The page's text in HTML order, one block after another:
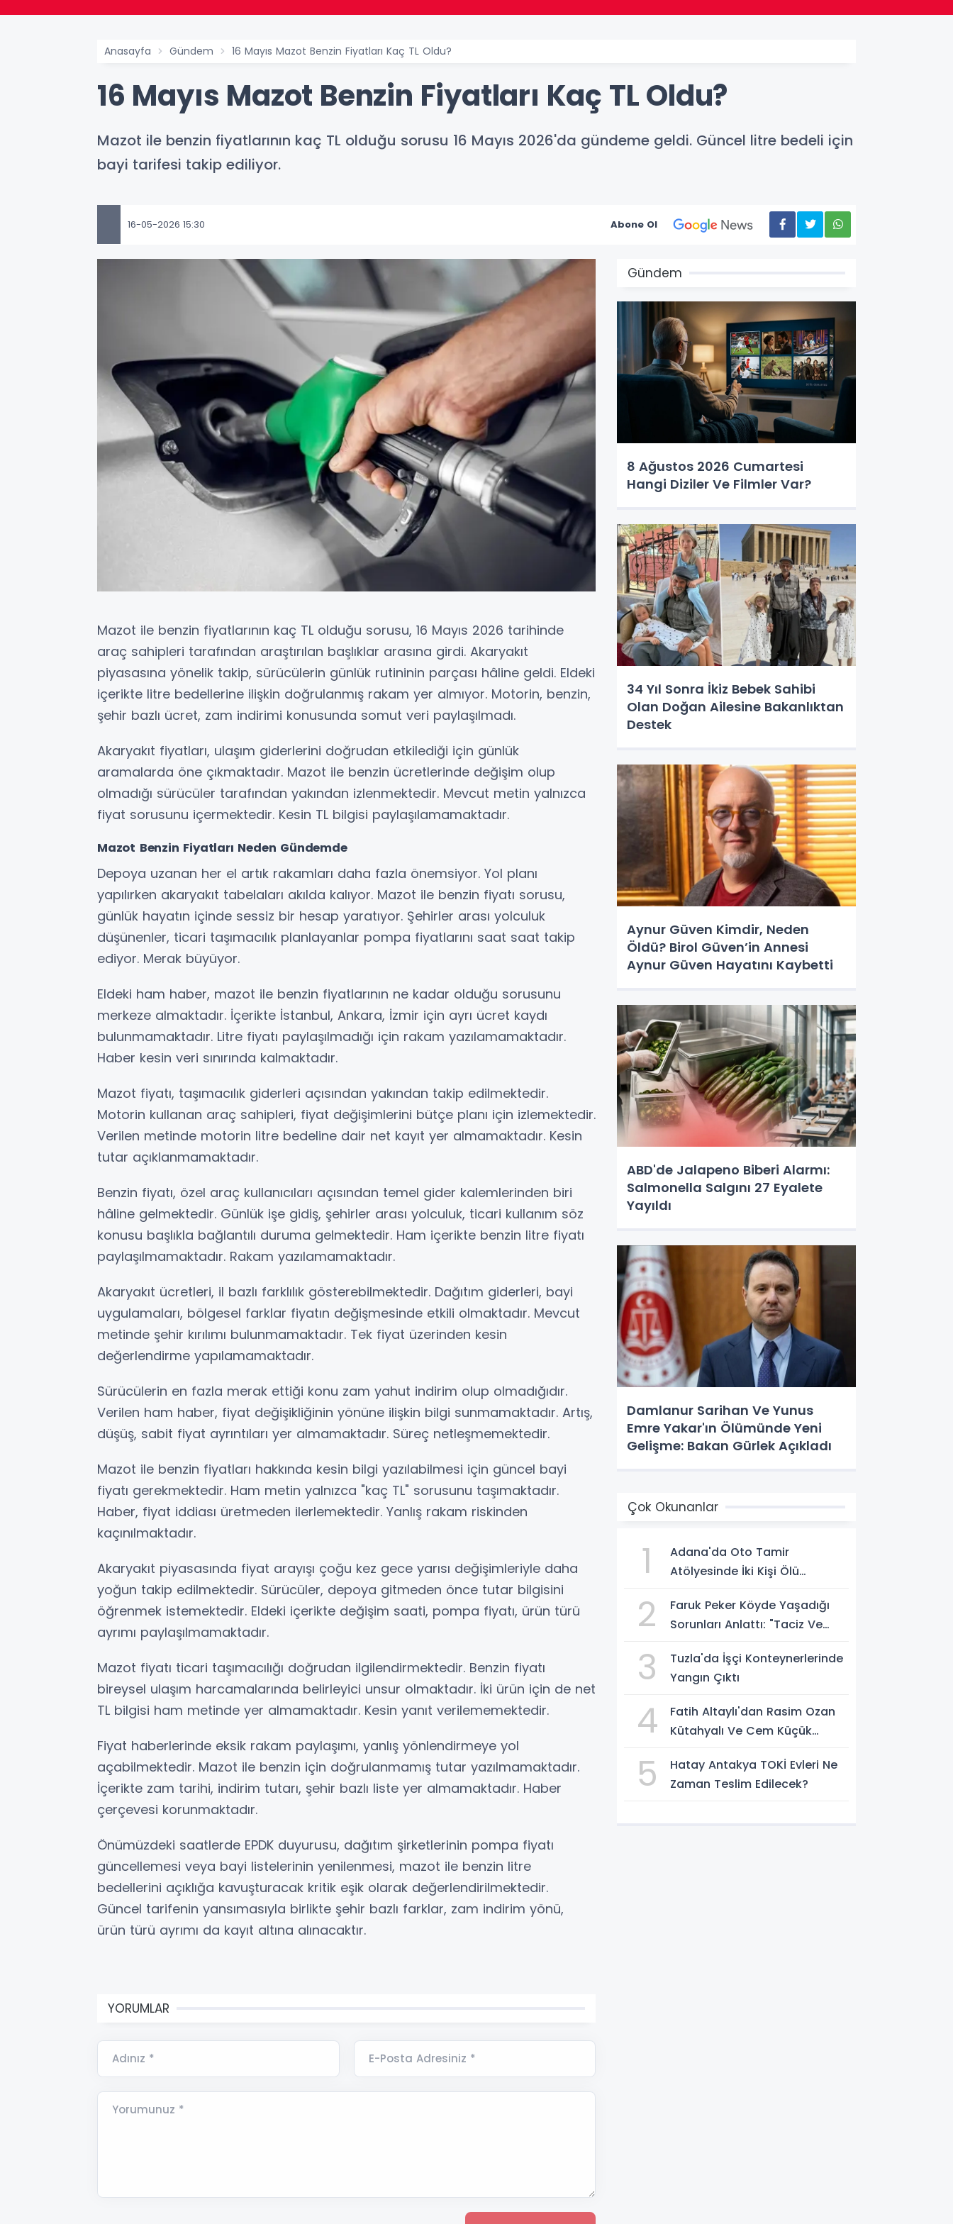
Anasayfa Gündem 16 Mayıs Mazot Benzin Fiyatları Kaç TL Oldu?
16 Mayıs Mazot Benzin Fiyatları Kaç TL Oldu?
Mazot ile benzin fiyatlarının kaç TL olduğu sorusu 16 Mayıs 2026'da gündeme geldi. Güncel litre bedeli için
bayi tarifesi takip ediliyor.
16-05-2026 15:30 Abone Ol
Mazot ile benzin fiyatlarının kaç TL olduğu sorusu, 16 Mayıs 2026 tarihinde
araç sahipleri tarafından araştırılan başlıklar arasına girdi. Akaryakıt
piyasasına yönelik takip, sürücülerin günlük rutininin parçası hâline geldi. Eldeki
içerikte litre bedellerine ilişkin doğrulanmış rakam yer almıyor. Motorin, benzin,
şehir bazlı ücret, zam indirimi konusunda somut veri paylaşılmadı.
Akaryakıt fiyatları, ulaşım giderlerini doğrudan etkilediği için günlük
aramalarda öne çıkmaktadır. Mazot ile benzin ücretlerinde değişim olup
olmadığı sürücüler tarafından yakından izlenmektedir. Mevcut metin yalnızca
fiyat sorusunu içermektedir. Kesin TL bilgisi paylaşılamamaktadır.
Mazot Benzin Fiyatları Neden Gündemde
Depoya uzanan her el artık rakamları daha fazla önemsiyor. Yol planı
yapılırken akaryakıt tabelaları akılda kalıyor. Mazot ile benzin fiyatı sorusu,
günlük hayatın içinde sessiz bir hesap yaratıyor. Şehirler arası yolculuk
düşünenler, ticari taşımacılık planlayanlar pompa fiyatlarını saat saat takip
ediyor. Merak büyüyor.
Eldeki ham haber, mazot ile benzin fiyatlarının ne kadar olduğu sorusunu
merkeze almaktadır. İçerikte İstanbul, Ankara, İzmir için ayrı ücret kaydı
bulunmamaktadır. Litre fiyatı paylaşılmadığı için rakam yazılamamaktadır.
Haber kesin veri sınırında kalmaktadır.
Mazot fiyatı, taşımacılık giderleri açısından yakından takip edilmektedir.
Motorin kullanan araç sahipleri, fiyat değişimlerini bütçe planı için izlemektedir.
Verilen metinde motorin litre bedeline dair net kayıt yer almamaktadır. Kesin
tutar açıklanmamaktadır.
Benzin fiyatı, özel araç kullanıcıları açısından temel gider kalemlerinden biri
hâline gelmektedir. Günlük işe gidiş, şehirler arası yolculuk, ticari kullanım söz
konusu başlıkla bağlantılı duruma gelmektedir. Ham içerikte benzin litre fiyatı
paylaşılmamaktadır. Rakam yazılamamaktadır.
Akaryakıt ücretleri, il bazlı farklılık gösterebilmektedir. Dağıtım giderleri, bayi
uygulamaları, bölgesel farklar fiyatın değişmesinde etkili olmaktadır. Mevcut
metinde şehir kırılımı bulunmamaktadır. Tek fiyat üzerinden kesin
değerlendirme yapılamamaktadır.
Sürücülerin en fazla merak ettiği konu zam yahut indirim olup olmadığıdır.
Verilen ham haber, fiyat değişikliğinin yönüne ilişkin bilgi sunmamaktadır. Artış,
düşüş, sabit fiyat ayrıntıları yer almamaktadır. Süreç netleşmemektedir.
Mazot ile benzin fiyatları hakkında kesin bilgi yazılabilmesi için güncel bayi
fiyatı gerekmektedir. Ham metin yalnızca "kaç TL" sorusunu taşımaktadır.
Haber, fiyat iddiası üretmeden ilerlemektedir. Yanlış rakam riskinden
kaçınılmaktadır.
Akaryakıt piyasasında fiyat arayışı çoğu kez gece yarısı değişimleriyle daha
yoğun takip edilmektedir. Sürücüler, depoya gitmeden önce tutar bilgisini
öğrenmek istemektedir. Eldeki içerikte değişim saati, pompa fiyatı, ürün türü
ayrımı paylaşılmamaktadır.
Mazot fiyatı ticari taşımacılığı doğrudan ilgilendirmektedir. Benzin fiyatı
bireysel ulaşım harcamalarında belirleyici unsur olmaktadır. İki ürün için de net
TL bilgisi ham metinde yer almamaktadır. Kesin yanıt verilememektedir.
Fiyat haberlerinde eksik rakam paylaşımı, yanlış yönlendirmeye yol
açabilmektedir. Mazot ile benzin için doğrulanmamış tutar yazılmamaktadır.
İçerikte zam tarihi, indirim tutarı, şehir bazlı liste yer almamaktadır. Haber
çerçevesi korunmaktadır.
Önümüzdeki saatlerde EPDK duyurusu, dağıtım şirketlerinin pompa fiyatı
güncellemesi veya bayi listelerinin yenilenmesi, mazot ile benzin litre
bedellerini açıklığa kavuşturacak kritik eşik olarak değerlendirilmektedir.
Güncel tarifenin yansımasıyla birlikte şehir bazlı farklar, zam indirim yönü,
ürün türü ayrımı da kayıt altına alınacaktır.
YORUMLAR
Adınız * E-Posta Adresiniz *
Yorumunuz *
Gündem
8 Ağustos 2026 Cumartesi
Hangi Diziler Ve Filmler Var?
34 Yıl Sonra İkiz Bebek Sahibi
Olan Doğan Ailesine Bakanlıktan
Destek
Aynur Güven Kimdir, Neden
Öldü? Birol Güven’in Annesi
Aynur Güven Hayatını Kaybetti
ABD'de Jalapeno Biberi Alarmı:
Salmonella Salgını 27 Eyalete
Yayıldı
Damlanur Sarihan Ve Yunus
Emre Yakar'ın Ölümünde Yeni
Gelişme: Bakan Gürlek Açıkladı
Çok Okunanlar
1
Adana'da Oto Tamir
Atölyesinde İki Kişi Ölü
Egzoz Gazı Zehirlenmesi
2
Faruk Peker Köyde Yaşadığı
Sorunları Anlattı: "Taciz Ve
3
Tuzla'da İşçi Konteynerlerinde
Yangın Çıktı
4
Fatih Altaylı'dan Rasim Ozan
Kütahyalı Ve Cem Küçük
İddialar
5
Hatay Antakya TOKİ Evleri Ne
Zaman Teslim Edilecek?